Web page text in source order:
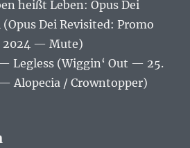
heißt Leben: Opus Dei
Dei Revisited: Promo
2024 — Mute)
Legless (Wiggin‘ Out — 25.
Alopecia / Crowntopper)